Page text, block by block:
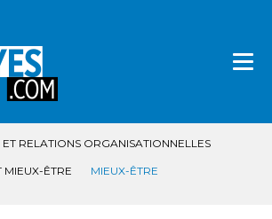
ET RELATIONS ORGANISATIONNELLES
MIEUX-ÊTRE MIEUX-ÊTRE